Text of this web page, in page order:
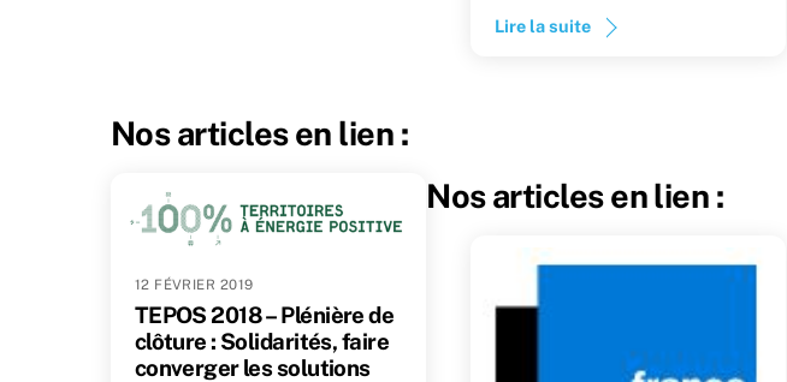
Lire la suite
Nos articles en lien :
12 FÉVRIER 2019
TEPOS 2018 – Plénière de
clôture : Solidarités, faire
converger les solutions
Nos articles en lien :